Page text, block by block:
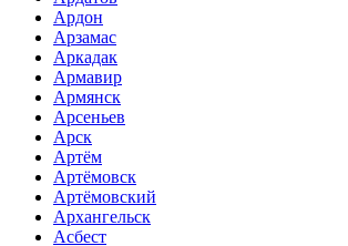
Ардон
Арзамас
Аркадак
Армавир
Армянск
Арсеньев
Арск
Артём
Артёмовск
Артёмовский
Архангельск
Асбест